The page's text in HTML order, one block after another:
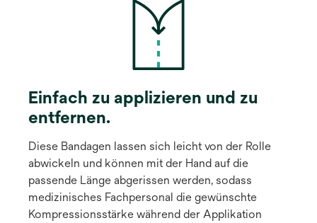
Einfach zu applizieren und zu
entfernen.
Diese Bandagen lassen sich leicht von der Rolle
abwickeln und können mit der Hand auf die
passende Länge abgerissen werden, sodass
medizinisches Fachpersonal die gewünschte
Kompressionsstärke während der Applikation